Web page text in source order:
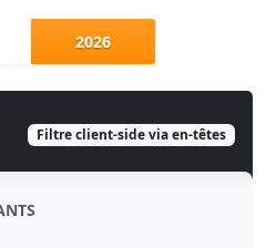
2026
Filtre client-side via en-têtes